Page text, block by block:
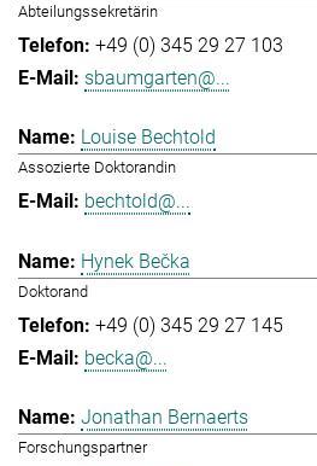
Abteilungssekretärin
+49 (0) 345 29 27 103
sbaumgarten@...
Louise Bechtold
Assozierte Doktorandin
bechtold@...
Hynek Bečka
Doktorand
+49 (0) 345 29 27 145
becka@...
Jonathan Bernaerts
Forschungspartner